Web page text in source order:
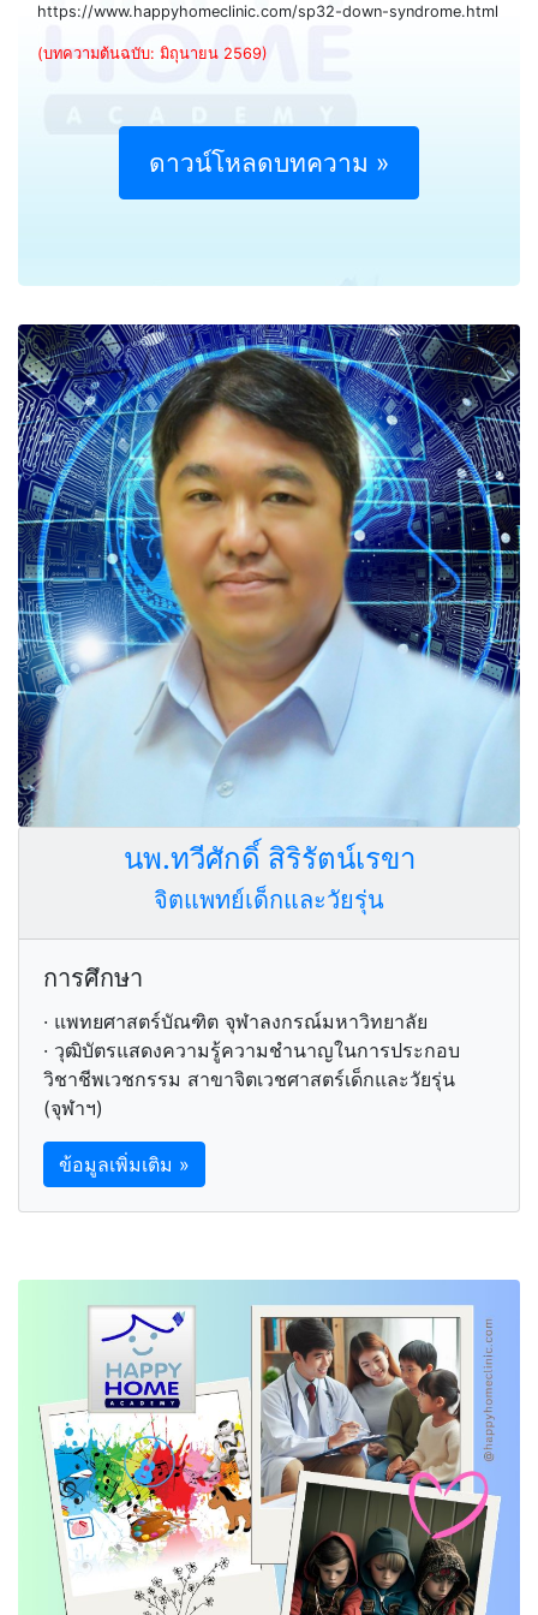
https://www.happyhomeclinic.com/sp32-down-syndrome.html
(บทความต้นฉบับ: มิถุนายน 2569)
ดาวน์โหลดบทความ »
นพ.ทวีศักดิ์ สิริรัตน์เรขา
จิตแพทย์เด็กและวัยรุ่น
การศึกษา
· แพทยศาสตร์บัณฑิต จุฬาลงกรณ์มหาวิทยาลัย
· วุฒิบัตรแสดงความรู้ความชำนาญในการประกอบ
วิชาชีพเวชกรรม สาขาจิตเวชศาสตร์เด็กและวัยรุ่น
(จุฬาฯ)
ข้อมูลเพิ่มเติม »